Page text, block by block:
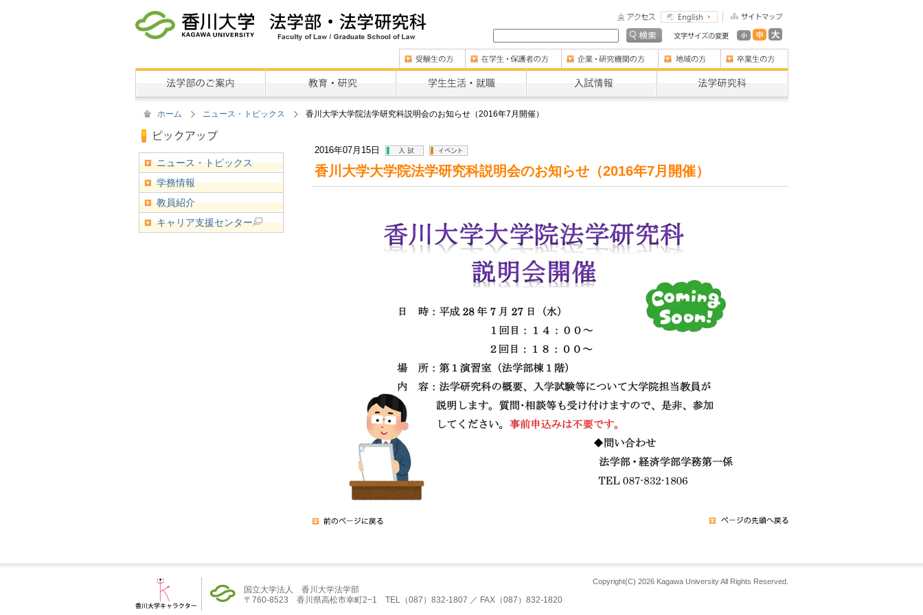
ホーム ニュース・トピックス 香川大学大学院法学研究科説明会のお知らせ（2016年7月開催）
2016年07月15日
香川大学大学院法学研究科説明会のお知らせ（2016年7月開催）
ニュース・トピックス
学務情報
教員紹介
キャリア支援センター
Copyright(C) 2026 Kagawa University All Rights Reserved.
国立大学法人 香川大学法学部
〒760-8523 香川県高松市幸町2−1 TEL（087）832-1807 ／ FAX（087）832-1820